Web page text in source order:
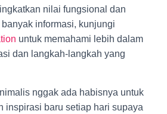
nilai fungsional dan
informasi, kunjungi
untuk memahami lebih dalam
dan langkah-langkah yang
nggak ada habisnya untuk
inspirasi baru setiap hari supaya